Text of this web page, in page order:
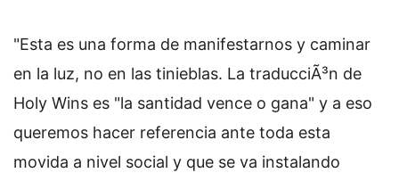
"Esta es una forma de manifestarnos y caminar
en la luz, no en las tinieblas. La traducciÃ³n de
Holy Wins es "la santidad vence o gana" y a eso
queremos hacer referencia ante toda esta
movida a nivel social y que se va instalando